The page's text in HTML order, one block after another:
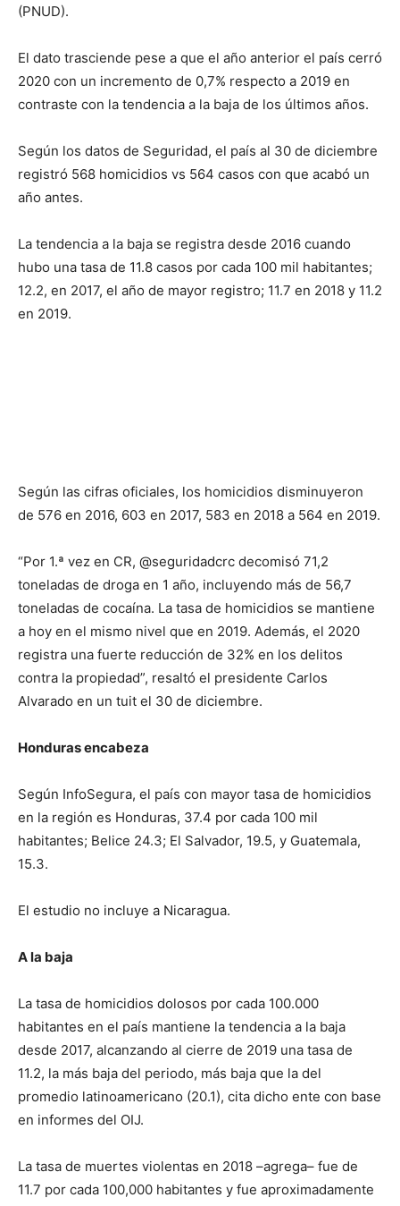
(PNUD).
El dato trasciende pese a que el año anterior el país cerró
2020 con un incremento de 0,7% respecto a 2019 en
contraste con la tendencia a la baja de los últimos años.
Según los datos de Seguridad, el país al 30 de diciembre
registró 568 homicidios vs 564 casos con que acabó un
año antes.
La tendencia a la baja se registra desde 2016 cuando
hubo una tasa de 11.8 casos por cada 100 mil habitantes;
12.2, en 2017, el año de mayor registro; 11.7 en 2018 y 11.2
en 2019.
Según las cifras oficiales, los homicidios disminuyeron
de 576 en 2016, 603 en 2017, 583 en 2018 a 564 en 2019.
“Por 1.ª vez en CR, @seguridadcrc decomisó 71,2
toneladas de droga en 1 año, incluyendo más de 56,7
toneladas de cocaína. La tasa de homicidios se mantiene
a hoy en el mismo nivel que en 2019. Además, el 2020
registra una fuerte reducción de 32% en los delitos
contra la propiedad”, resaltó el presidente Carlos
Alvarado en un tuit el 30 de diciembre.
Honduras encabeza
Según InfoSegura, el país con mayor tasa de homicidios
en la región es Honduras, 37.4 por cada 100 mil
habitantes; Belice 24.3; El Salvador, 19.5, y Guatemala,
15.3.
El estudio no incluye a Nicaragua.
A la baja
La tasa de homicidios dolosos por cada 100.000
habitantes en el país mantiene la tendencia a la baja
desde 2017, alcanzando al cierre de 2019 una tasa de
11.2, la más baja del periodo, más baja que la del
promedio latinoamericano (20.1), cita dicho ente con base
en informes del OIJ.
La tasa de muertes violentas en 2018 –agrega– fue de
11.7 por cada 100,000 habitantes y fue aproximadamente